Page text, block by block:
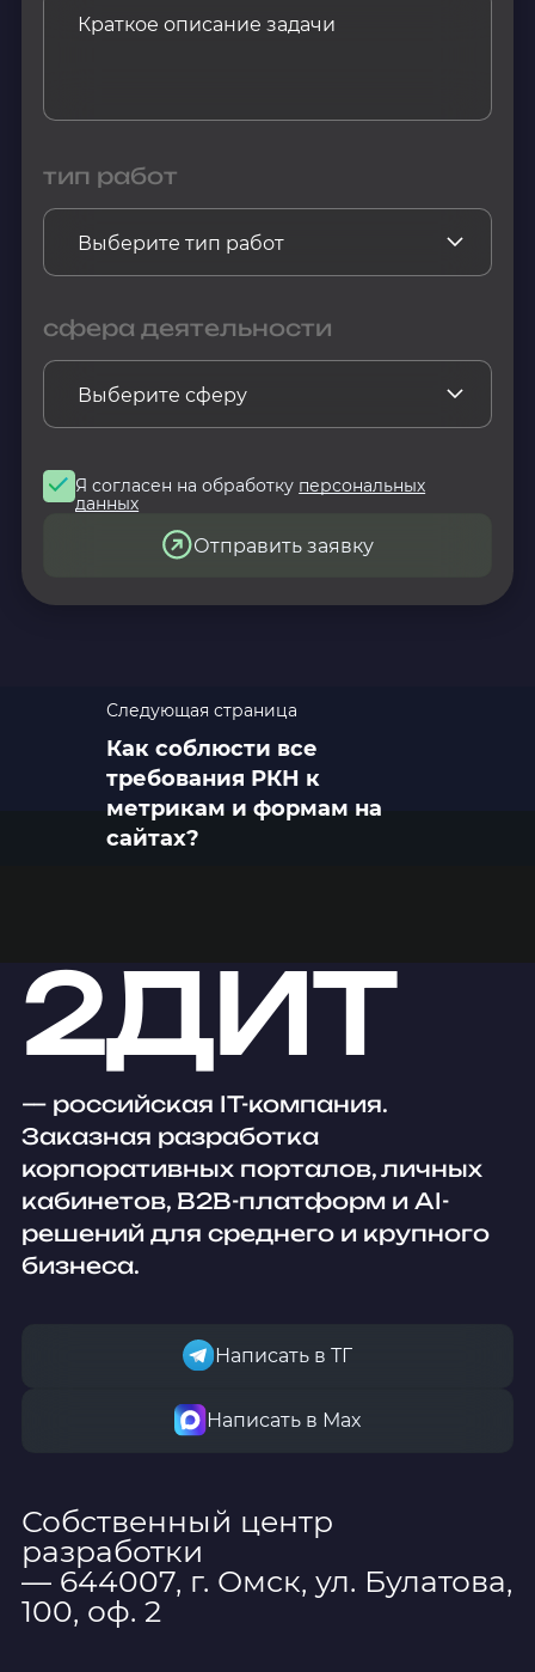
тип работ
сфера деятельности
Я согласен на обработку персональных
данных
Отправить заявку
Следующая страница
Как соблюсти все
требования РКН к
метрикам и формам на
сайтах?
2ДИТ
— российская IT-компания.
Заказная разработка
корпоративных порталов, личных
кабинетов, B2B-платформ и AI-
решений для среднего и крупного
бизнеса.
Написать в ТГ
Написать в Мах
Собственный центр
разработки
— 644007, г. Омск, ул. Булатова,
100, оф. 2